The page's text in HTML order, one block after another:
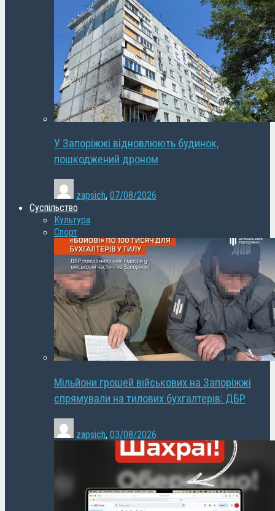
У Запоріжжі відновлюють будинок,
пошкоджений дроном
zapsich, 07/08/2026
Суспільство
Культура
Спорт
Мільйони грошей військових на Запоріжжі
спрямували на тилових бухгалтерів: ДБР
zapsich, 03/08/2026